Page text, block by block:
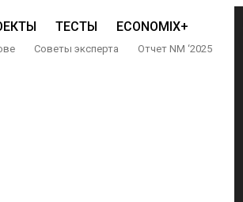
ТЕСТЫ ECONOMIX+
Советы эксперта Отчет NM ‘2025